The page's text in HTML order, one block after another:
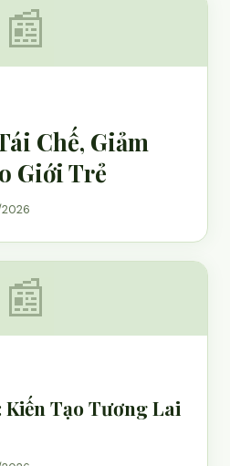
📰
Chế, Giảm
Giới Trẻ
📰
Kiến Tạo Tương Lai